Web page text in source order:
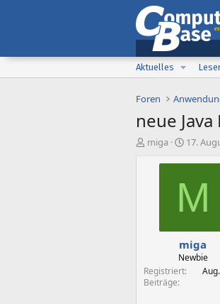
Aktuelles
Foren
neue
E
miga
E
s
e
t
a
m
17.
M
miga
Newbie
Registriert
Beiträge